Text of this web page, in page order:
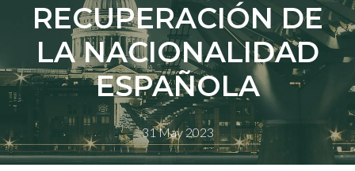
RECUPERACIÓN DE
LA NACIONALIDAD
ESPAÑOLA
31 May 2023